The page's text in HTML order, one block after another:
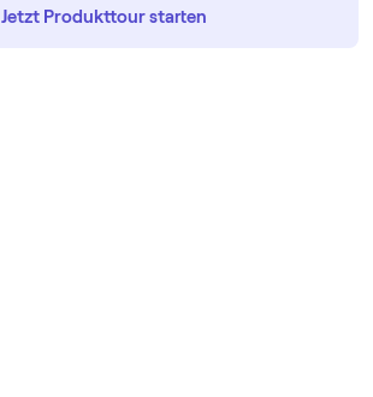
Jetzt Produkttour starten